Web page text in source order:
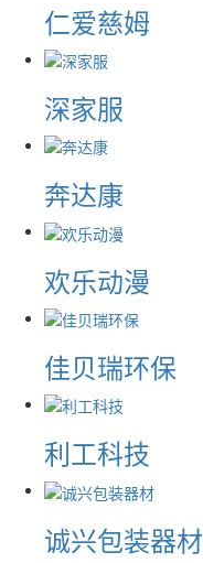
仁爱慈姆
深家服
奔达康
欢乐动漫
佳贝瑞环保
利工科技
诚兴包装器材